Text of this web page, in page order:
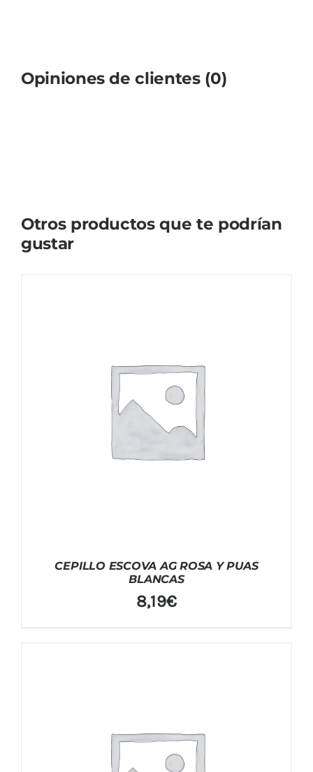
Opiniones de clientes (0)
Otros productos que te podrían
gustar
CEPILLO ESCOVA AG ROSA Y PUAS
BLANCAS
8,19€